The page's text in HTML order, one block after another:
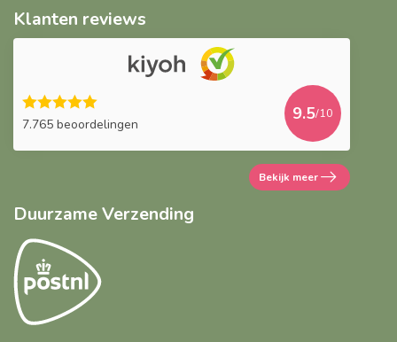
Klanten reviews
7.765 beoordelingen
9.5/10
Bekijk meer
Duurzame Verzending